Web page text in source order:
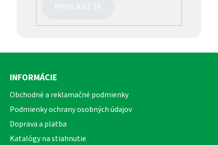
PRIHLÁSIŤ SA
Z
INFORMÁCIE
Obchodné a reklamačné podmienky
Podmienky ochrany osobných údajov
Doprava a platba
Katalógy na stiahnutie